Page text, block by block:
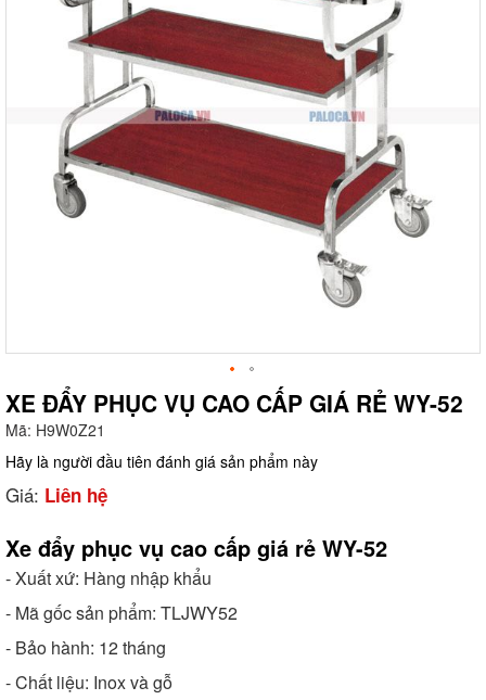
XE ĐẨY PHỤC VỤ CAO CẤP GIÁ RẺ WY-52
Mã: H9W0Z21
Hãy là người đầu tiên đánh giá sản phẩm này
Giá: Liên hệ
Xe đẩy phục vụ cao cấp giá rẻ WY-52
- Xuất xứ: Hàng nhập khẩu
- Mã gốc sản phẩm: TLJWY52
- Bảo hành: 12 tháng
- Chất liệu: Inox và gỗ